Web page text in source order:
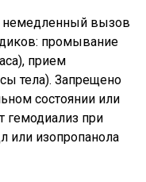
немедленный вызов
промывание
прием
тела). Запрещено
состоянии или
гемодиализ при
или изопропанола